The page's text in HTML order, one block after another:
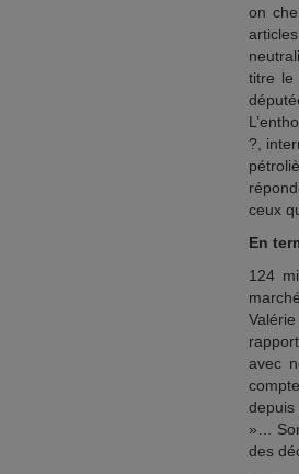
on
titre le
?,
ceux
En
124
avec
»…
des